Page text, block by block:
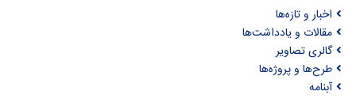
اخبار و تازه‌ها
مقالات و یادداشت‌ها
گالری تصاویر
طرح‌ها و پروژه‌ها
آبنامه